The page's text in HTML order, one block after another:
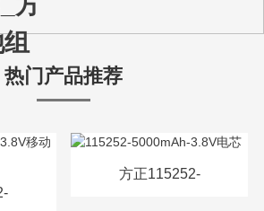
热门产品推荐
方正115252-